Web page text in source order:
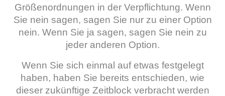
Größenordnungen in der Verpflichtung. Wenn
Sie nein sagen, sagen Sie nur zu einer Option
nein. Wenn Sie ja sagen, sagen Sie nein zu
jeder anderen Option.
Wenn Sie sich einmal auf etwas festgelegt
haben, haben Sie bereits entschieden, wie
dieser zukünftige Zeitblock verbracht werden